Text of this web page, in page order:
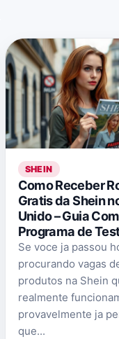
SHEIN
Como Receber
Gratis da Shein
Unido – Guia
Programa de
Se voce ja passou
procurando vagas
produtos na Shein
realmente
provavelmente ja
que...